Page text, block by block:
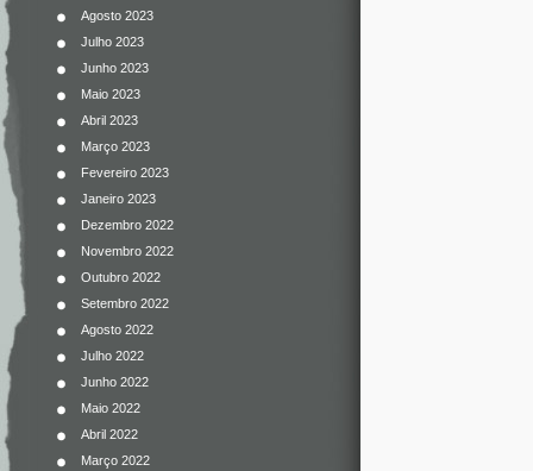
Agosto 2023
Julho 2023
Junho 2023
Maio 2023
Abril 2023
Março 2023
Fevereiro 2023
Janeiro 2023
Dezembro 2022
Novembro 2022
Outubro 2022
Setembro 2022
Agosto 2022
Julho 2022
Junho 2022
Maio 2022
Abril 2022
Março 2022